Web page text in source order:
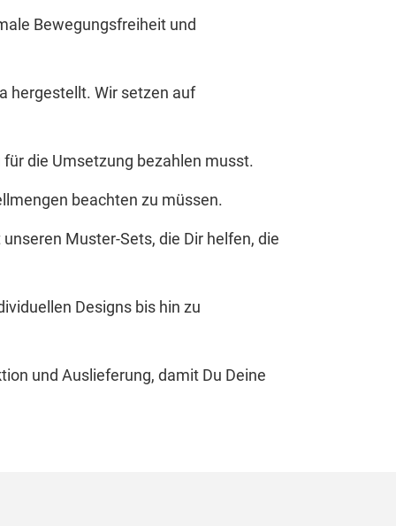
Bewegungsfreiheit und
hergestellt. Wir setzen auf
die Umsetzung bezahlen musst.
beachten zu müssen.
Muster-Sets, die Dir helfen, die
Designs bis hin zu
und Auslieferung, damit Du Deine